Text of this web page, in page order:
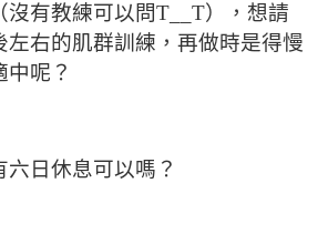
沒有教練可以問T__T），想請
左右的肌群訓練，再做時是得慢
呢？
日休息可以嗎？